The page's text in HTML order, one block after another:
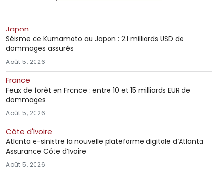
Japon
Séisme de Kumamoto au Japon : 2.1 milliards USD de
dommages assurés
Août 5, 2026
France
Feux de forêt en France : entre 10 et 15 milliards EUR de
dommages
Août 5, 2026
Côte d'Ivoire
Atlanta e-sinistre la nouvelle plateforme digitale d’Atlanta
Assurance Côte d’Ivoire
Août 5, 2026